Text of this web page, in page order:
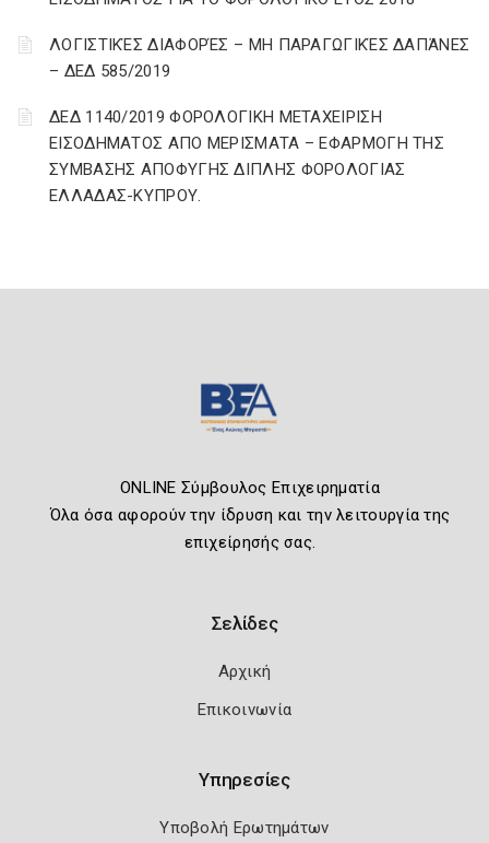
ΛΟΓΙΣΤΙΚΈΣ ΔΙΑΦΟΡΈΣ – ΜΗ ΠΑΡΑΓΩΓΙΚΈΣ ΔΑΠΆΝΕΣ
– ΔΕΔ 585/2019
ΔΕΔ 1140/2019 ΦΟΡΟΛΟΓΙΚΗ ΜΕΤΑΧΕΙΡΙΣΗ
ΕΙΣΟΔΗΜΑΤΟΣ ΑΠΟ ΜΕΡΙΣΜΑΤΑ – ΕΦΑΡΜΟΓΗ ΤΗΣ
ΣΥΜΒΑΣΗΣ ΑΠΟΦΥΓΗΣ ΔΙΠΛΗΣ ΦΟΡΟΛΟΓΙΑΣ
ΕΛΛΑΔΑΣ-ΚΥΠΡΟΥ.
ONLINE Σύμβουλος Επιχειρηματία
Όλα όσα αφορούν την ίδρυση και την λειτουργία της
επιχείρησής σας.
Σελίδες
Αρχική
Επικοινωνία
Υπηρεσίες
Υποβολή Ερωτημάτων